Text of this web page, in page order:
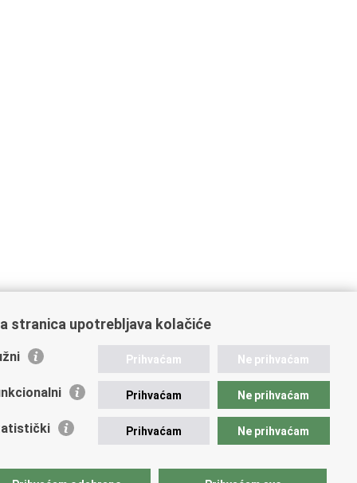
stranica upotrebljava kolačiće
Prihvaćam Ne prihvaćam
Prihvaćam Ne prihvaćam
Prihvaćam Ne prihvaćam